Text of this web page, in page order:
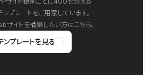
プレートをご用意しています。
サイトを構築したい方はこちら。
ンプレートを見る